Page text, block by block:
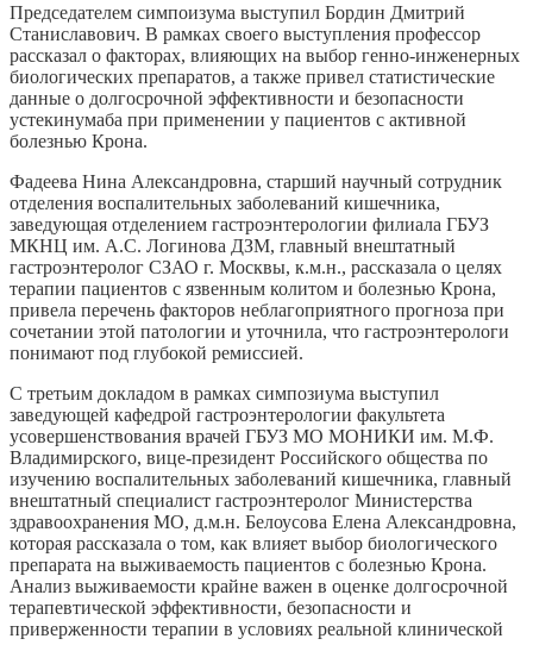
Председателем симпоизума выступил Бордин Дмитрий
Станиславович. В рамках своего выступления профессор
рассказал о факторах, влияющих на выбор генно-инженерных
биологических препаратов, а также привел статистические
данные о долгосрочной эффективности и безопасности
устекинумаба при применении у пациентов с активной
болезнью Крона.
Фадеева Нина Александровна, старший научный сотрудник
отделения воспалительных заболеваний кишечника,
заведующая отделением гастроэнтерологии филиала ГБУЗ
МКНЦ им. А.С. Логинова ДЗМ, главный внештатный
гастроэнтеролог СЗАО г. Москвы, к.м.н., рассказала о целях
терапии пациентов с язвенным колитом и болезнью Крона,
привела перечень факторов неблагоприятного прогноза при
сочетании этой патологии и уточнила, что гастроэнтерологи
понимают под глубокой ремиссией.
С третьим докладом в рамках симпозиума выступил
заведующей кафедрой гастроэнтерологии факультета
усовершенствования врачей ГБУЗ МО МОНИКИ им. М.Ф.
Владимирского, вице-президент Российского общества по
изучению воспалительных заболеваний кишечника, главный
внештатный специалист гастроэнтеролог Министерства
здравоохранения МО, д.м.н. Белоусова Елена Александровна,
которая рассказала о том, как влияет выбор биологического
препарата на выживаемость пациентов с болезнью Крона.
Анализ выживаемости крайне важен в оценке долгосрочной
терапевтической эффективности, безопасности и
приверженности терапии в условиях реальной клинической